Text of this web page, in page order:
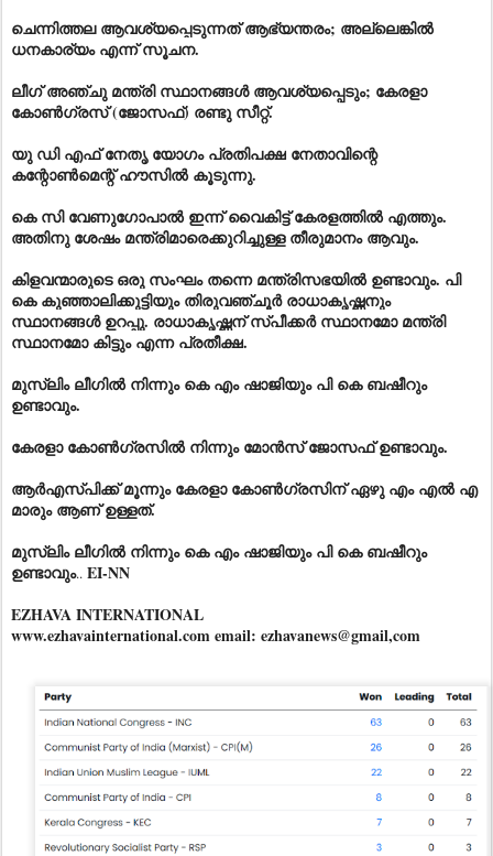
ചെന്നിത്തല ആവശ്യപ്പെടുന്നത് ആഭ്യന്തരം; അല്ലെങ്കിൽ
ധനകാര്യം എന്ന് സൂചന.
ലീഗ് അഞ്ചു മന്ത്രി സ്ഥാനങ്ങൾ ആവശ്യപ്പെടും; കേരളാ
കോൺഗ്രസ് (ജോസഫ്) രണ്ടു സീറ്റ്.
യു ഡി എഫ് നേതൃ യോഗം പ്രതിപക്ഷ നേതാവിന്റെ
കന്റോൺമെന്റ് ഹൗസിൽ കൂടുന്നു.
കെ സി വേണുഗോപാൽ ഇന്ന് വൈകിട്ട് കേരളത്തിൽ എത്തും.
അതിനു ശേഷം മന്ത്രിമാരെക്കുറിച്ചുള്ള തീരുമാനം ആവും.
കിളവന്മാരുടെ ഒരു സംഘം തന്നെ മന്ത്രിസഭയിൽ ഉണ്ടാവും. പി
കെ കുഞ്ഞാലിക്കുട്ടിയും തിരുവഞ്ചൂർ രാധാകൃഷ്ണനും
സ്ഥാനങ്ങൾ ഉറപ്പു. രാധാകൃഷ്ണന് സ്പീക്കർ സ്ഥാനമോ മന്ത്രി
സ്ഥാനമോ കിട്ടും എന്ന പ്രതീക്ഷ.
മുസ്ലിം ലീഗിൽ നിന്നും കെ എം ഷാജിയും പി കെ ബഷീറും
ഉണ്ടാവും.
കേരളാ കോൺഗ്രസിൽ നിന്നും മോൻസ് ജോസഫ് ഉണ്ടാവും.
ആർഎസ്‌പിക്ക് മൂന്നും കേരളാ കോൺഗ്രസിന് ഏഴു എം എൽ എ
മാരും ആണ് ഉള്ളത്.
മുസ്ലിം ലീഗിൽ നിന്നും കെ എം ഷാജിയും പി കെ ബഷീറും
ഉണ്ടാവും.. EI-NN
EZHAVA INTERNATIONAL
www.ezhavainternational.com email: ezhavanews@gmail,com